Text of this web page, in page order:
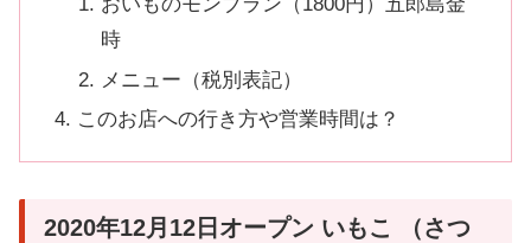
おいものモンブラン（1800円）五郎島金
時
メニュー（税別表記）
このお店への行き方や営業時間は？
2020年12月12日オープン いもこ （さつ